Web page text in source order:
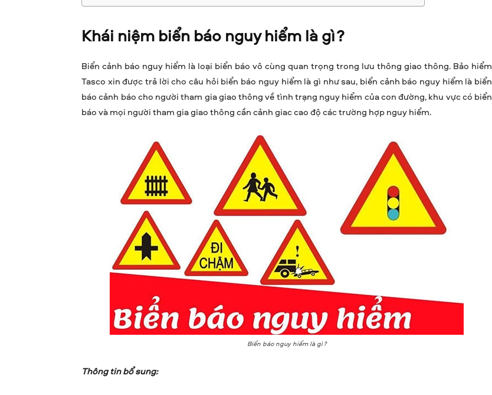
Khái niệm biển báo nguy hiểm là gì?
Biển cảnh báo nguy hiểm là loại biển báo vô cùng quan trọng trong lưu thông giao thông. Bảo hiểm
Tasco xin được trả lời cho câu hỏi biển báo nguy hiểm là gì như sau, biển cảnh báo nguy hiểm là biển
báo cảnh báo cho người tham gia giao thông về tình trạng nguy hiểm của con đường, khu vực có biển
báo và mọi người tham gia giao thông cần cảnh giac cao độ các trường hợp nguy hiểm.
Biển báo nguy hiểm là gì?
Thông tin bổ sung: